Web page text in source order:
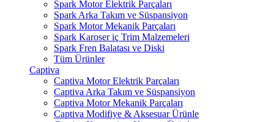
Spark Motor Elektrik Parçaları
Spark Arka Takım ve Süspansiyon
Spark Motor Mekanik Parçaları
Spark Karoser iç Trim Malzemeleri
Spark Fren Balatası ve Diski
Tüm Ürünler
Captiva
Captiva Motor Elektrik Parçaları
Captiva Arka Takım ve Süspansiyon
Captiva Motor Mekanik Parçaları
Captiva Modifiye & Aksesuar Ürünle